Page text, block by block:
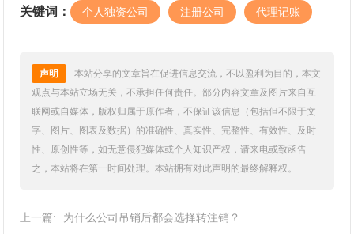
关键词： 个人独资公司 注册公司 代理记账
声明
本站分享的文章旨在促进信息交流，不以盈利为目的，本文
观点与本站立场无关，不承担任何责任。部分内容文章及图片来自互
联网或自媒体，版权归属于原作者，不保证该信息（包括但不限于文
字、图片、图表及数据）的准确性、真实性、完整性、有效性、及时
性、原创性等，如无意侵犯媒体或个人知识产权，请来电或致函告
之，本站将在第一时间处理。本站拥有对此声明的最终解释权。
上一篇:
为什么公司吊销后都会选择转注销？